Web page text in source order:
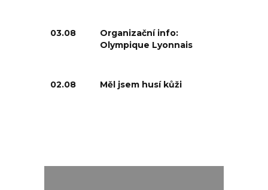
03.08
Organizační info:
Olympique Lyonnais
02.08 Měl jsem husí kůži